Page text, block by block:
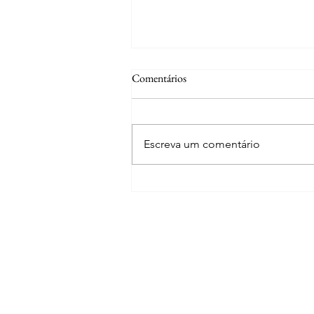
Paraty (RJ)
Comentários
Escreva um comentário